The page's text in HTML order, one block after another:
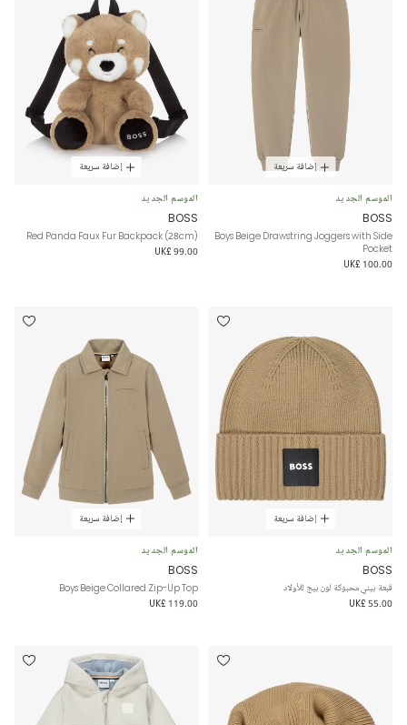
إضافة سريعة
الموسم الجديد
BOSS
Boys Beige Drawstring Joggers with Side
Pocket
UK£ 100.00
إضافة سريعة
الموسم الجديد
BOSS
Red Panda Faux Fur Backpack (28cm)
UK£ 99.00
إضافة سريعة
الموسم الجديد
BOSS
قبعة بيني محبوكة لون بيج للأولاد
UK£ 55.00
إضافة سريعة
الموسم الجديد
BOSS
Boys Beige Collared Zip-Up Top
UK£ 119.00